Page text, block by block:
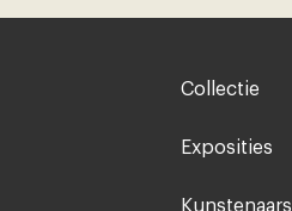
Footer-
Collectie
Exposities
Kunstenaars